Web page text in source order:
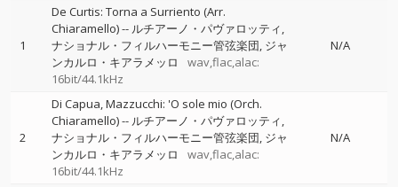
1
De Curtis: Torna a Surriento (Arr.
Chiaramello)-- ルチアーノ・パヴァロッティ
ナショナル・フィルハーモニー管弦楽団 ジャ
ンカルロ・キアラメッロ
wav,flac,alac:
16bit/44.1kHz
N/A
2
Di Capua, Mazzucchi: 'O sole mio (Orch.
Chiaramello)-- ルチアーノ・パヴァロッティ
ナショナル・フィルハーモニー管弦楽団 ジャ
ンカルロ・キアラメッロ
wav,flac,alac:
16bit/44.1kHz
N/A